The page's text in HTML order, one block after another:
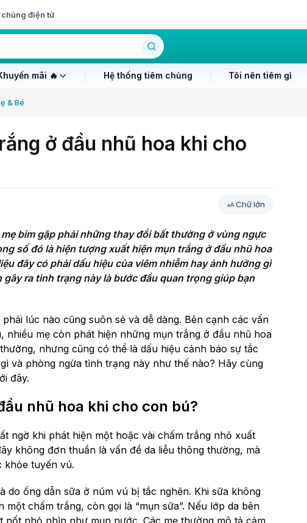
điện tử
mãi 🔥 Hệ thống tiêm chủng Tôi nên tiêm gì
& Bé
ở đầu nhũ hoa khi cho
Chữ lớn
bỉm gặp phải những thay đổi bất thường ở vùng ngực
số đó là hiện tượng xuất hiện mụn trắng ở đầu nhũ hoa
đây có phải dấu hiệu của viêm nhiễm hay ảnh hưởng gì
ra tình trạng này là bước đầu quan trọng giúp bạn
lúc nào cũng suôn sẻ và dễ dàng. Bên cạnh các vấn
mẹ còn phát hiện những mụn trắng ở đầu nhũ hoa
nhưng cũng có thể là dấu hiệu cảnh báo sự tắc
và phòng ngừa tình trạng này như thế nào? Hãy cùng
đây.
nhũ hoa khi cho con bú?
ngờ khi phát hiện một hoặc vài chấm trắng nhỏ xuất
không đơn thuần là vấn đề da liễu thông thường, mà
khỏe tuyến vú.
ống dẫn sữa ở núm vú bị tắc nghẽn. Khi sữa không
chấm trắng, còn gọi là “mụn sữa”. Nếu lớp da bên